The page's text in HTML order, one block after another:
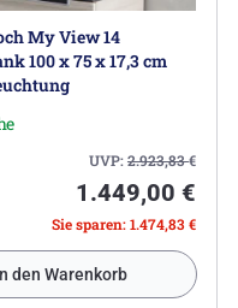
My View 14
100 x 75 x 17,3 cm
UVP:2.923,83€
1.449,00 €
Sie sparen: 1.474,83 €
den Warenkorb